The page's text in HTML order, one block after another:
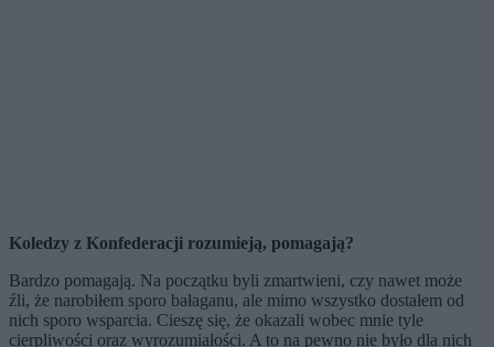
Koledzy z Konfederacji rozumieją, pomagają?
Bardzo pomagają. Na początku byli zmartwieni, czy nawet może
źli, że narobiłem sporo bałaganu, ale mimo wszystko dostałem od
nich sporo wsparcia. Cieszę się, że okazali wobec mnie tyle
cierpliwości oraz wyrozumiałości. A to na pewno nie było dla nich